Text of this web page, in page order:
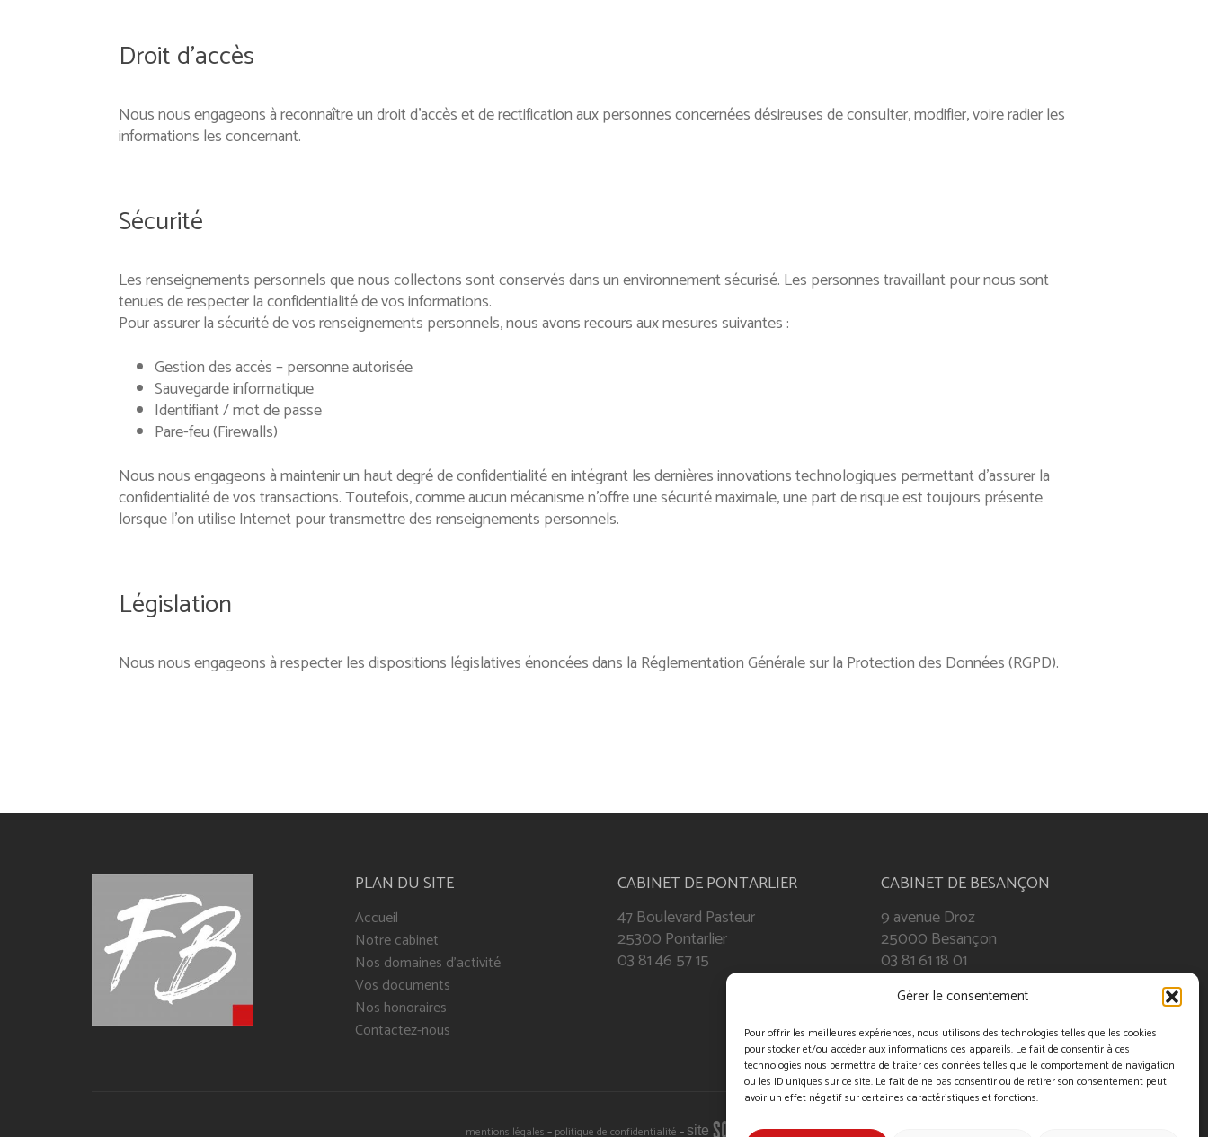
Gérer le consentement
Pour offrir les meilleures expériences, nous utilisons des technologies telles que les cookies
pour stocker et/ou accéder aux informations des appareils. Le fait de consentir à ces
technologies nous permettra de traiter des données telles que le comportement de navigation
ou les ID uniques sur ce site. Le fait de ne pas consentir ou de retirer son consentement peut
avoir un effet négatif sur certaines caractéristiques et fonctions.
Droit d’accès
Nous nous engageons à reconnaître un droit d’accès et de rectification aux personnes concernées désireuses de consulter, modifier, voire radier les
informations les concernant.
Sécurité
Les renseignements personnels que nous collectons sont conservés dans un environnement sécurisé. Les personnes travaillant pour nous sont
tenues de respecter la confidentialité de vos informations.
Pour assurer la sécurité de vos renseignements personnels, nous avons recours aux mesures suivantes :
Gestion des accès – personne autorisée
Sauvegarde informatique
Identifiant / mot de passe
Pare-feu (Firewalls)
Nous nous engageons à maintenir un haut degré de confidentialité en intégrant les dernières innovations technologiques permettant d’assurer la
confidentialité de vos transactions. Toutefois, comme aucun mécanisme n’offre une sécurité maximale, une part de risque est toujours présente
lorsque l’on utilise Internet pour transmettre des renseignements personnels.
Législation
Nous nous engageons à respecter les dispositions législatives énoncées dans la Réglementation Générale sur la Protection des Données (RGPD).
PLAN DU SITE
Accueil
Notre cabinet
Nos domaines d’activité
Vos documents
Nos honoraires
Contactez-nous
CABINET DE PONTARLIER
47 Boulevard Pasteur
25300 Pontarlier
03 81 46 57 15
CABINET DE BESANÇON
9 avenue Droz
25000 Besançon
03 81 61 18 01
mentions légales – politique de confidentialité – site S q